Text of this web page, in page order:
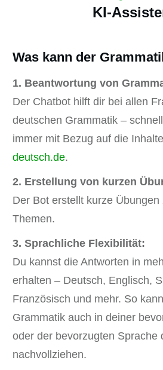
KI-
Was kann der
1. Beantwortung von
Der Chatbot hilft dir bei allen
deutschen Grammatik –
immer mit Bezug auf die
deutsch.de.
2. Erstellung von kurzen
Der Bot erstellt kurze
Themen.
3. Sprachliche Flexibilität:
Du kannst die Antworten in
erhalten – Deutsch, Englisch,
Französisch und mehr. So
Grammatik auch in deiner
oder der bevorzugten Sprache
nachvollziehen.